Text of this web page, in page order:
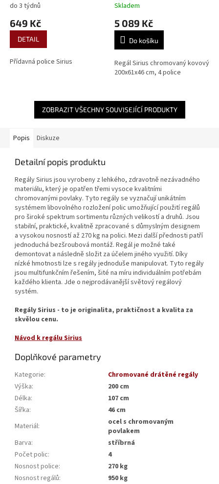
do 3 týdnů
649 Kč
DETAIL
Přídavná police Sirius
Skladem
5 089 Kč
Do košíku
Regál Sirius chromovaný kovový
200x61x46 cm, 4 police
ZOBRAZIT VŠECHNY SOUVISEJÍCÍ PRODUKTY
Popis Diskuze
Detailní popis produktu
Regály Sirius jsou vyrobeny z lehkého, zdravotně nezávadného
materiálu, který je opatřen třemi vysoce kvalitními
chromovanými povlaky. Tyto regály se vyznačují unikátním
systémem libovolného rozložení polic umožňující použití regálů
pro široké spektrum sortimentu různých velikostí a druhů. Jsou
stabilní, praktické, kvalitně zpracované s důmyslným designem
a vysokou nosností až 270 kg na polici. Mezi další přednosti patří
jednoduchá bezšroubová montáž. Regál je možné také
demontovat a následně složit za účelem jiného využití. Díky
nízké hmotnosti lze s regály jednoduše manipulovat. Tyto regály
jsou multifunkčním řešením, šité na míru individuálním potřebám
každého klienta. Jde o nejprodávanější světový regálový
systém.
Regály Sirius - to je originalita, praktičnost a kvalita za
skvělou cenu.
Návod k regálu Sirius
Doplňkové parametry
Kategorie:
Chromované drátěné regály
Výška:
200 cm
Délka:
107 cm
Šířka:
46 cm
Materiál:
ocel s chromovaným
povlakem
Barva:
stříbrná
Počet polic:
4
Nosnost police:
270 kg
Nosnost regálů:
950 kg